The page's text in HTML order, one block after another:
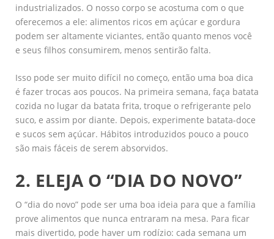
industrializados. O nosso corpo se acostuma com o que
oferecemos a ele: alimentos ricos em açúcar e gordura
podem ser altamente viciantes, então quanto menos você
e seus filhos consumirem, menos sentirão falta.
Isso pode ser muito difícil no começo, então uma boa dica
é fazer trocas aos poucos. Na primeira semana, faça batata
cozida no lugar da batata frita, troque o refrigerante pelo
suco, e assim por diante. Depois, experimente batata-doce
e sucos sem açúcar. Hábitos introduzidos pouco a pouco
são mais fáceis de serem absorvidos.
2. ELEJA O “DIA DO NOVO”
O “dia do novo” pode ser uma boa ideia para que a família
prove alimentos que nunca entraram na mesa. Para ficar
mais divertido, pode haver um rodízio: cada semana um